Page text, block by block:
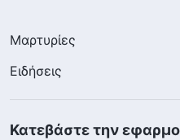
Μαρτυρίες
Ειδήσεις
Κατεβάστε την